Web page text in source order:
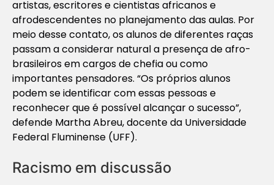
artistas, escritores e cientistas africanos e
afrodescendentes no planejamento das aulas. Por
meio desse contato, os alunos de diferentes raças
passam a considerar natural a presença de afro-
brasileiros em cargos de chefia ou como
importantes pensadores. “Os próprios alunos
podem se identificar com essas pessoas e
reconhecer que é possível alcançar o sucesso”,
defende Martha Abreu, docente da Universidade
Federal Fluminense (UFF).
Racismo em discussão